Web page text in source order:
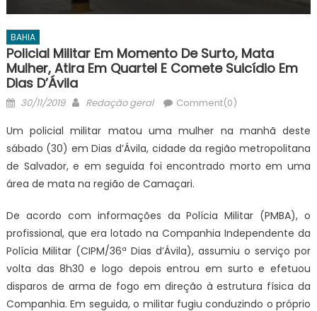
BAHIA
Policial Militar Em Momento De Surto, Mata
Mulher, Atira Em Quartel E Comete Suicídio Em
Dias D’Ávila
Posted
30/11/2019 Author
Redação geral Comment(0)
Um policial militar matou uma mulher na manhã deste
sábado (30) em Dias d’Ávila, cidade da região metropolitana
de Salvador, e em seguida foi encontrado morto em uma
área de mata na região de Camaçari.
De acordo com informações da Polícia Militar (PMBA), o
profissional, que era lotado na Companhia Independente da
Polícia Militar (CIPM/36ª Dias d’Ávila), assumiu o serviço por
volta das 8h30 e logo depois entrou em surto e efetuou
disparos de arma de fogo em direção à estrutura física da
Companhia. Em seguida, o militar fugiu conduzindo o próprio